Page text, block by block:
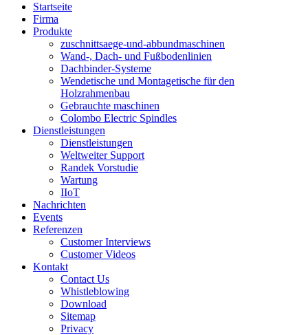
Startseite
Firma
Produkte
zuschnittsaege-und-abbundmaschinen
Wand-, Dach- und Fußbodenlinien
Dachbinder-Systeme
Wendetische und Montagetische für den
Holzrahmenbau
Gebrauchte maschinen
Colombo Electric Spindles
Dienstleistungen
Dienstleistungen
Weltweiter Support
Randek Vorstudie
Wartung
IIoT
Nachrichten
Events
Referenzen
Customer Interviews
Customer Videos
Kontakt
Contact Us
Whistleblowing
Download
Sitemap
Privacy